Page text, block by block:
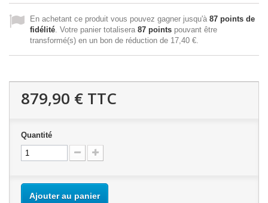
En achetant ce produit vous pouvez gagner jusqu'à 87 points de
fidélité . Votre panier totalisera 87 points pouvant être
transformé(s) en un bon de réduction de 17,40 €
879,90 € TTC
Quantité
Ajouter au panier